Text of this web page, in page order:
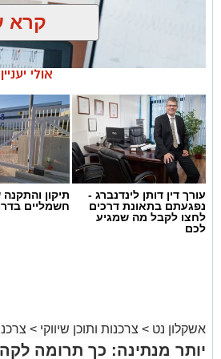
ההחלטה על ביצוע בדיקת פוליגרף
מתאימה במיוחד כאשר קיימים חשדות או
קרא
אולי
עורך דין דותן לינדנברג -
נפגעתם בתאונת דרכים
לחצו לקבל מה שמגיע
לכם
תיקון
חשמליים
אשקלון נט > צרכנות ותוכן שיווקי >
יותר מנתינה: כך תרומה